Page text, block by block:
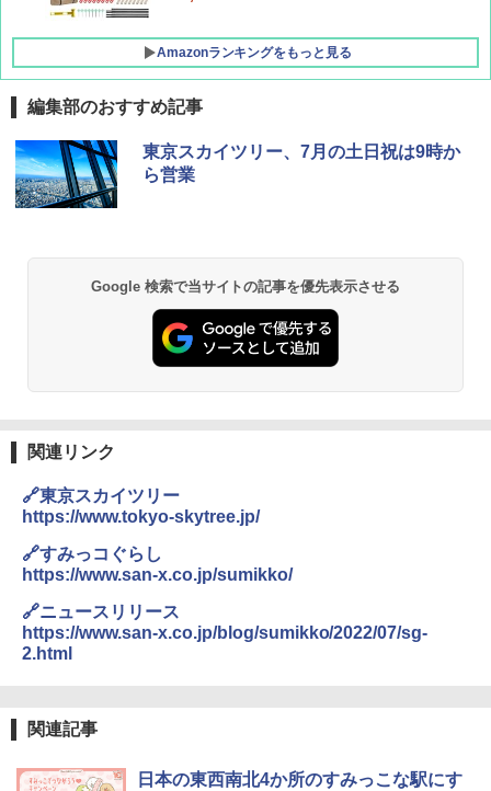
Amazonランキングをもっと見る
編集部のおすすめ記事
東京スカイツリー、7月の土日祝は9時か
ら営業
Google 検索で当サイトの記事を優先表示させる
関連リンク
🔗東京スカイツリー
https://www.tokyo-skytree.jp/
🔗すみっコぐらし
https://www.san-x.co.jp/sumikko/
🔗ニュースリリース
https://www.san-x.co.jp/blog/sumikko/2022/07/sg-
2.html
関連記事
日本の東西南北4か所のすみっこな駅にす